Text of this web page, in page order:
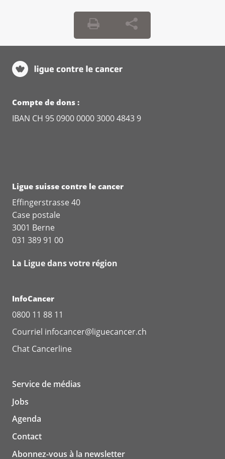
Compte de dons :
IBAN CH 95 0900 0000 3000 4843 9
Ligue suisse contre le cancer
Effingerstrasse 40
Case postale
3001 Berne
031 389 91 00
La Ligue dans votre région
InfoCancer
0800 11 88 11
Courriel infocancer@liguecancer.ch
Chat Cancerline
Service de médias
Jobs
Agenda
Contact
Abonnez-vous à la newsletter